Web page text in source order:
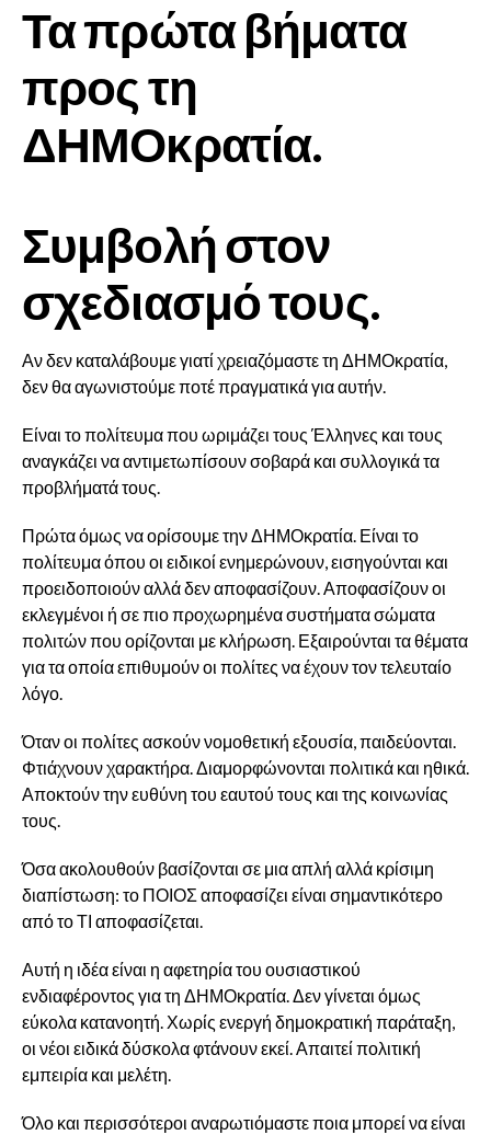
Τα πρώτα βήματα
προς τη
ΔΗΜΟκρατία.
Συμβολή στον
σχεδιασμό τους.
Αν δεν καταλάβουμε γιατί χρειαζόμαστε τη ΔΗΜΟκρατία,
δεν θα αγωνιστούμε ποτέ πραγματικά για αυτήν.
Είναι το πολίτευμα που ωριμάζει τους Έλληνες και τους
αναγκάζει να αντιμετωπίσουν σοβαρά και συλλογικά τα
προβλήματά τους.
Πρώτα όμως να ορίσουμε την ΔΗΜΟκρατία. Είναι το
πολίτευμα όπου οι ειδικοί ενημερώνουν, εισηγούνται και
προειδοποιούν αλλά δεν αποφασίζουν. Αποφασίζουν οι
εκλεγμένοι ή σε πιο προχωρημένα συστήματα σώματα
πολιτών που ορίζονται με κλήρωση. Εξαιρούνται τα θέματα
για τα οποία επιθυμούν οι πολίτες να έχουν τον τελευταίο
λόγο.
Όταν οι πολίτες ασκούν νομοθετική εξουσία, παιδεύονται.
Φτιάχνουν χαρακτήρα. Διαμορφώνονται πολιτικά και ηθικά.
Αποκτούν την ευθύνη του εαυτού τους και της κοινωνίας
τους.
Όσα ακολουθούν βασίζονται σε μια απλή αλλά κρίσιμη
διαπίστωση: το ΠΟΙΟΣ αποφασίζει είναι σημαντικότερο
από το ΤΙ αποφασίζεται.
Αυτή η ιδέα είναι η αφετηρία του ουσιαστικού
ενδιαφέροντος για τη ΔΗΜΟκρατία. Δεν γίνεται όμως
εύκολα κατανοητή. Χωρίς ενεργή δημοκρατική παράταξη,
οι νέοι ειδικά δύσκολα φτάνουν εκεί. Απαιτεί πολιτική
εμπειρία και μελέτη.
Όλο και περισσότεροι αναρωτιόμαστε ποια μπορεί να είναι